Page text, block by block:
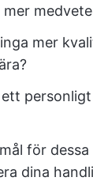
mer
mer
för
dina